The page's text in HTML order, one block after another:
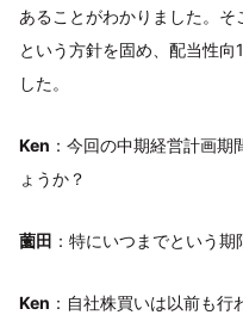
あることがわかりました。
という方針を固め、配当性
した。
Ken ：今回の中期経営計画
ょうか？
薗田 ：特にいつまでという期
Ken ：自社株買いは以前も